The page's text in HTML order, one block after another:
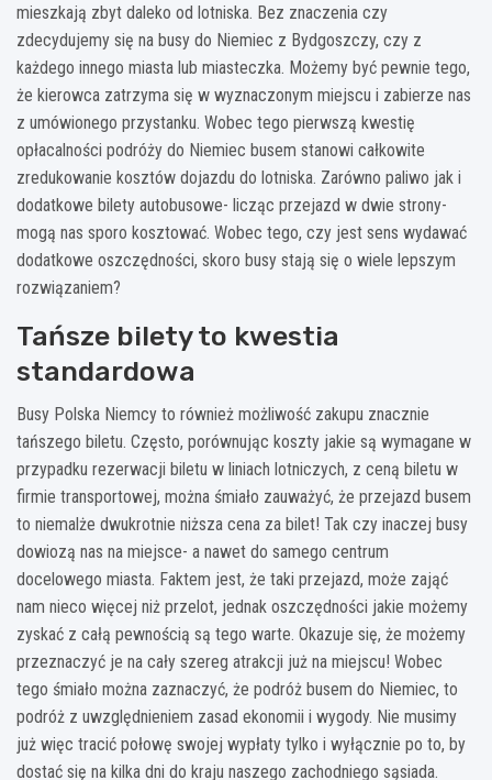
mieszkają zbyt daleko od lotniska. Bez znaczenia czy
zdecydujemy się na busy do Niemiec z Bydgoszczy, czy z
każdego innego miasta lub miasteczka. Możemy być pewnie tego,
że kierowca zatrzyma się w wyznaczonym miejscu i zabierze nas
z umówionego przystanku. Wobec tego pierwszą kwestię
opłacalności podróży do Niemiec busem stanowi całkowite
zredukowanie kosztów dojazdu do lotniska. Zarówno paliwo jak i
dodatkowe bilety autobusowe- licząc przejazd w dwie strony-
mogą nas sporo kosztować. Wobec tego, czy jest sens wydawać
dodatkowe oszczędności, skoro busy stają się o wiele lepszym
rozwiązaniem?
Tańsze bilety to kwestia
standardowa
Busy Polska Niemcy to również możliwość zakupu znacznie
tańszego biletu. Często, porównując koszty jakie są wymagane w
przypadku rezerwacji biletu w liniach lotniczych, z ceną biletu w
firmie transportowej, można śmiało zauważyć, że przejazd busem
to niemalże dwukrotnie niższa cena za bilet! Tak czy inaczej busy
dowiozą nas na miejsce- a nawet do samego centrum
docelowego miasta. Faktem jest, że taki przejazd, może zająć
nam nieco więcej niż przelot, jednak oszczędności jakie możemy
zyskać z całą pewnością są tego warte. Okazuje się, że możemy
przeznaczyć je na cały szereg atrakcji już na miejscu! Wobec
tego śmiało można zaznaczyć, że podróż busem do Niemiec, to
podróż z uwzględnieniem zasad ekonomii i wygody. Nie musimy
już więc tracić połowę swojej wypłaty tylko i wyłącznie po to, by
dostać się na kilka dni do kraju naszego zachodniego sąsiada.